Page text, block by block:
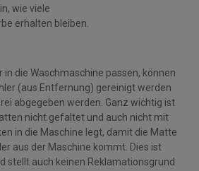
wie viele
erhalten bleiben.
in die Waschmaschine passen, können
(aus Entfernung) gereinigt werden
abgegeben werden. Ganz wichtig ist
nicht gefaltet und auch nicht mit
in die Maschine legt, damit die Matte
aus der Maschine kommt. Dies ist
stellt auch keinen Reklamationsgrund